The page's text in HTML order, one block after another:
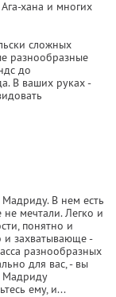
хана и многих
сложных
разнообразные
до
В ваших руках -
В нем есть
не мечтали. Легко и
понятно и
и захватывающе -
разнообразных
для вас, - вы
Мадриду
ему, и...